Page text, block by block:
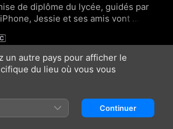
de diplôme du lycée, guidés par
Jessie et ses amis vont
à faire d’elle un membre de
en sang.
un autre pays pour afficher le
du lieu où vous vous
Continuer